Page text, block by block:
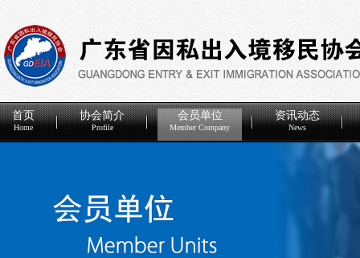
首页
Home
协会简介
Profile
会员单位
Member Company
资讯动态
News